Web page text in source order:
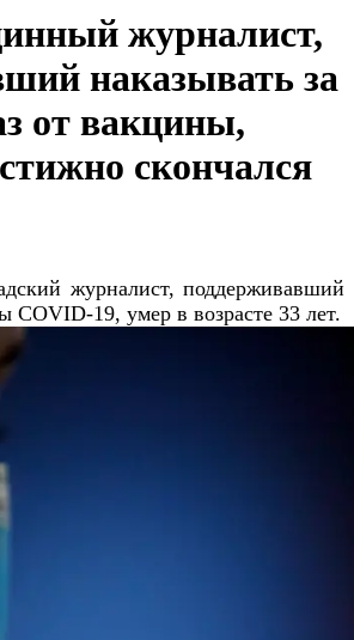
журналист,
наказывать за
от вакцины,
скончался
журналист, поддерживавший
COVID-19, умер в возрасте 33 лет.